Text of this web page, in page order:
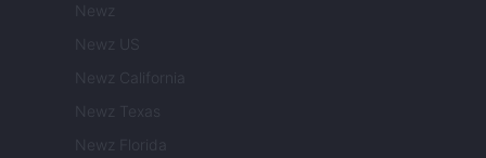
Newz
Newz US
Newz California
Newz Texas
Newz Florida